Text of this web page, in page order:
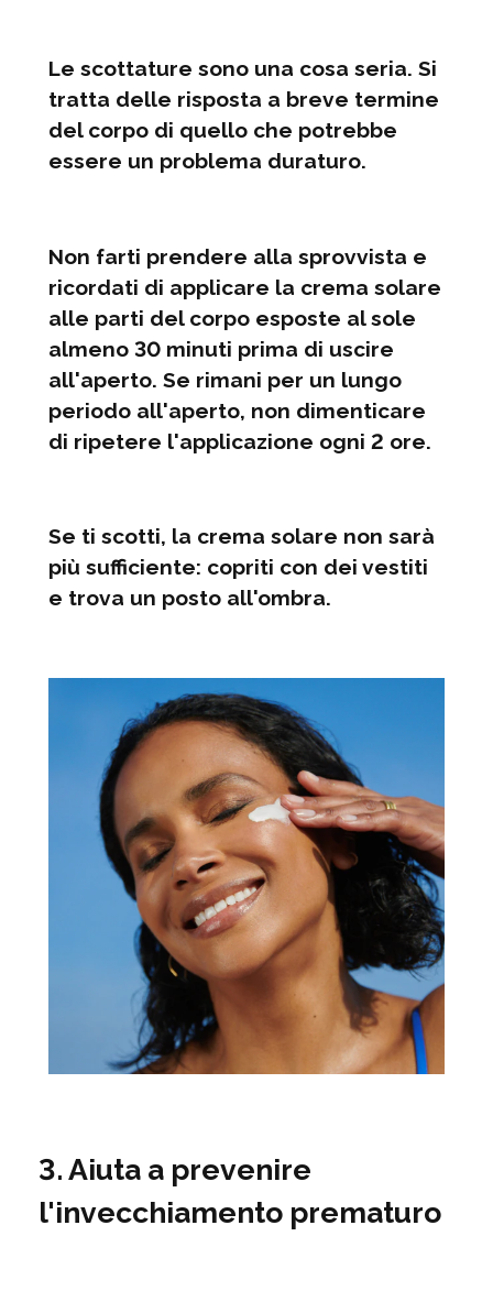
Le scottature sono una cosa seria. Si
tratta delle risposta a breve termine
del corpo di quello che potrebbe
essere un problema duraturo.
Non farti prendere alla sprovvista e
ricordati di applicare la crema solare
alle parti del corpo esposte al sole
almeno 30 minuti prima di uscire
all'aperto. Se rimani per un lungo
periodo all'aperto, non dimenticare
di ripetere l'applicazione ogni 2 ore.
Se ti scotti, la crema solare non sarà
più sufficiente: copriti con dei vestiti
e trova un posto all'ombra.
3. Aiuta a prevenire
l'invecchiamento prematuro